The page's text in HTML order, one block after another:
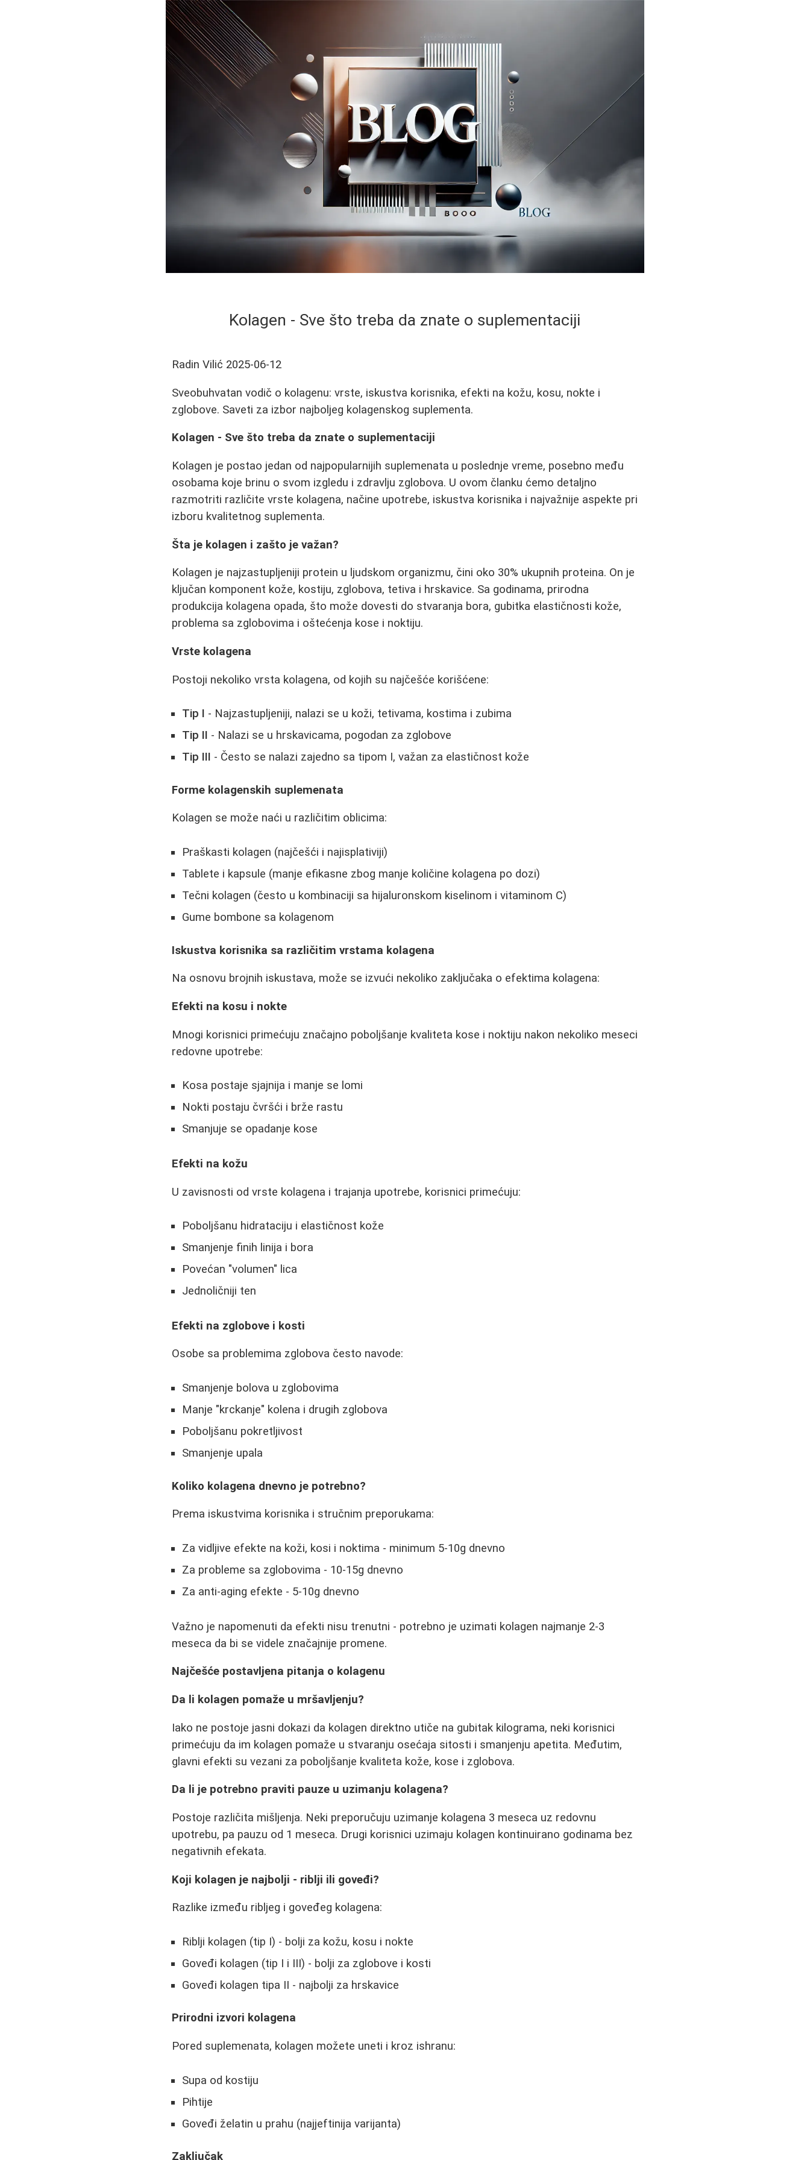
Kolagen - Sve što treba da znate o suplementaciji
Radin Vilić 2025-06-12
Sveobuhvatan vodič o kolagenu: vrste, iskustva korisnika, efekti na kožu, kosu, nokte i
zglobove. Saveti za izbor najboljeg kolagenskog suplementa.
Kolagen - Sve što treba da znate o suplementaciji
Kolagen je postao jedan od najpopularnijih suplemenata u poslednje vreme, posebno među
osobama koje brinu o svom izgledu i zdravlju zglobova. U ovom članku ćemo detaljno
razmotriti različite vrste kolagena, načine upotrebe, iskustva korisnika i najvažnije aspekte pri
izboru kvalitetnog suplementa.
Šta je kolagen i zašto je važan?
Kolagen je najzastupljeniji protein u ljudskom organizmu, čini oko 30% ukupnih proteina. On je
ključan komponent kože, kostiju, zglobova, tetiva i hrskavice. Sa godinama, prirodna
produkcija kolagena opada, što može dovesti do stvaranja bora, gubitka elastičnosti kože,
problema sa zglobovima i oštećenja kose i noktiju.
Vrste kolagena
Postoji nekoliko vrsta kolagena, od kojih su najčešće korišćene:
Tip I - Najzastupljeniji, nalazi se u koži, tetivama, kostima i zubima
Tip II - Nalazi se u hrskavicama, pogodan za zglobove
Tip III - Često se nalazi zajedno sa tipom I, važan za elastičnost kože
Forme kolagenskih suplemenata
Kolagen se može naći u različitim oblicima:
Praškasti kolagen (najčešći i najisplativiji)
Tablete i kapsule (manje efikasne zbog manje količine kolagena po dozi)
Tečni kolagen (često u kombinaciji sa hijaluronskom kiselinom i vitaminom C)
Gume bombone sa kolagenom
Iskustva korisnika sa različitim vrstama kolagena
Na osnovu brojnih iskustava, može se izvući nekoliko zaključaka o efektima kolagena:
Efekti na kosu i nokte
Mnogi korisnici primećuju značajno poboljšanje kvaliteta kose i noktiju nakon nekoliko meseci
redovne upotrebe:
Kosa postaje sjajnija i manje se lomi
Nokti postaju čvršći i brže rastu
Smanjuje se opadanje kose
Efekti na kožu
U zavisnosti od vrste kolagena i trajanja upotrebe, korisnici primećuju:
Poboljšanu hidrataciju i elastičnost kože
Smanjenje finih linija i bora
Povećan "volumen" lica
Jednoličniji ten
Efekti na zglobove i kosti
Osobe sa problemima zglobova često navode:
Smanjenje bolova u zglobovima
Manje "krckanje" kolena i drugih zglobova
Poboljšanu pokretljivost
Smanjenje upala
Koliko kolagena dnevno je potrebno?
Prema iskustvima korisnika i stručnim preporukama:
Za vidljive efekte na koži, kosi i noktima - minimum 5-10g dnevno
Za probleme sa zglobovima - 10-15g dnevno
Za anti-aging efekte - 5-10g dnevno
Važno je napomenuti da efekti nisu trenutni - potrebno je uzimati kolagen najmanje 2-3
meseca da bi se videle značajnije promene.
Najčešće postavljena pitanja o kolagenu
Da li kolagen pomaže u mršavljenju?
Iako ne postoje jasni dokazi da kolagen direktno utiče na gubitak kilograma, neki korisnici
primećuju da im kolagen pomaže u stvaranju osećaja sitosti i smanjenju apetita. Međutim,
glavni efekti su vezani za poboljšanje kvaliteta kože, kose i zglobova.
Da li je potrebno praviti pauze u uzimanju kolagena?
Postoje različita mišljenja. Neki preporučuju uzimanje kolagena 3 meseca uz redovnu
upotrebu, pa pauzu od 1 meseca. Drugi korisnici uzimaju kolagen kontinuirano godinama bez
negativnih efekata.
Koji kolagen je najbolji - riblji ili goveđi?
Razlike između ribljeg i goveđeg kolagena:
Riblji kolagen (tip I) - bolji za kožu, kosu i nokte
Goveđi kolagen (tip I i III) - bolji za zglobove i kosti
Goveđi kolagen tipa II - najbolji za hrskavice
Prirodni izvori kolagena
Pored suplemenata, kolagen možete uneti i kroz ishranu:
Supa od kostiju
Pihtije
Goveđi želatin u prahu (najjeftinija varijanta)
Zaključak